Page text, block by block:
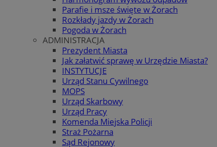
Parafie i msze święte w Żorach
Rozkłady jazdy w Żorach
Pogoda w Żorach
ADMINISTRACJA
Prezydent Miasta
Jak załatwić sprawę w Urzędzie Miasta?
INSTYTUCJE
Urząd Stanu Cywilnego
MOPS
Urząd Skarbowy
Urząd Pracy
Komenda Miejska Policji
Straż Pożarna
Sąd Rejonowy